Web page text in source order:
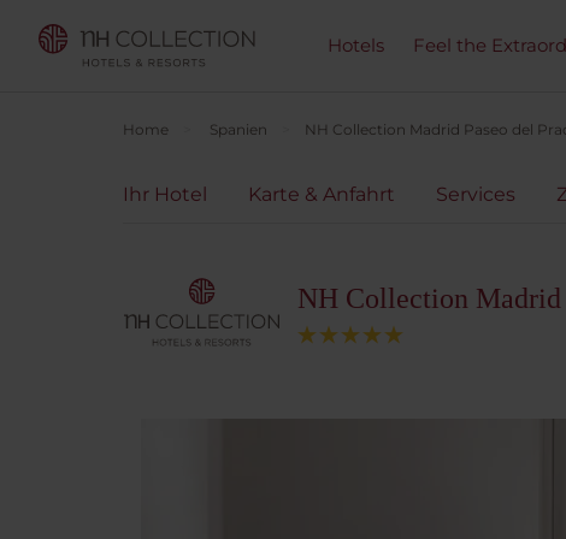
Hotels Feel the
Home Spanien NH Collection Madrid Paseo del
Ihr Hotel Karte & Anfahrt Services
NH Collection Madrid